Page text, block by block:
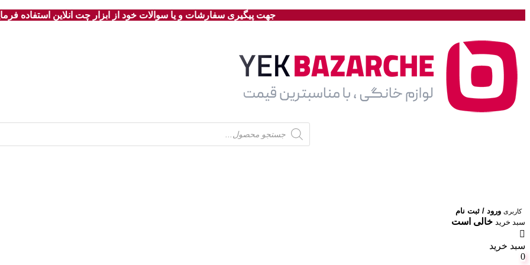
جهت پیگیری سفارشات و یا سوالات خود از ابزار چت انلاین استفاده
Products
search
کاربری ورود / ثبت نام
سبد خرید خالی است
سبد خرید
0